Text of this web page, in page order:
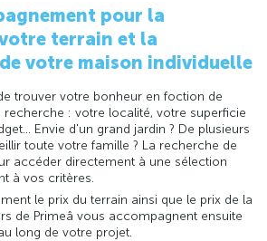
pour la
terrain et la
votre maison individuelle
trouver votre bonheur en foction de
: votre localité, votre superficie
Envie d'un grand jardin ? De plusieurs
toute votre famille ? La recherche de
accéder directement à une sélection
à vos critères.
le prix du terrain ainsi que le prix de la
de Primeâ vous accompagnent ensuite
long de votre projet.